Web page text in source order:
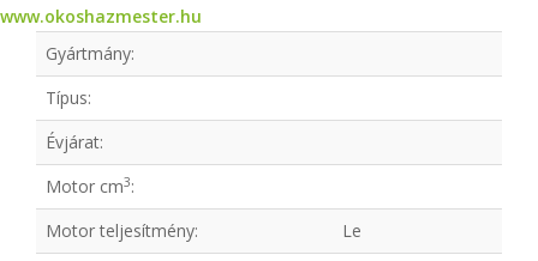
www.okoshazmester.hu
Gyártmány:
Típus:
Évjárat:
Motor cm3:
Motor teljesítmény:
Le